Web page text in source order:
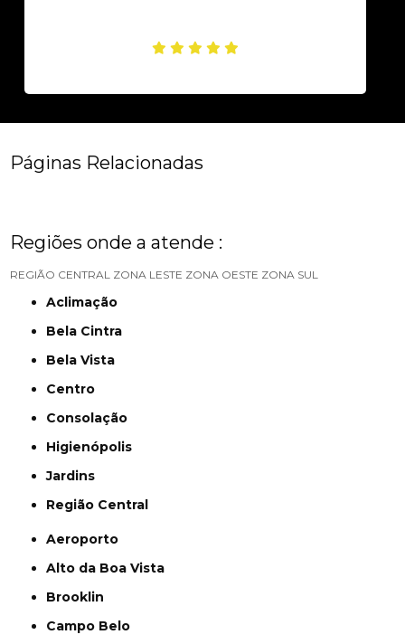
Páginas Relacionadas
Regiões onde a atende :
REGIÃO CENTRAL ZONA LESTE ZONA OESTE ZONA SUL
Aclimação
Bela Cintra
Bela Vista
Centro
Consolação
Higienópolis
Jardins
Região Central
Aeroporto
Alto da Boa Vista
Brooklin
Campo Belo